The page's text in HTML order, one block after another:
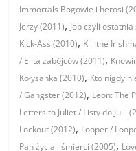
Immortals Bogowie i herosi
Jerzy (2011), Job czyli
Kick-Ass (2010), Kill the
/ Elita zabójców (2011),
Kołysanka (2010), Kto nigdy
/ Gangster (2012), Leon: The
Letters to Juliet / Listy do Julii
Lockout (2012), Looper /
Pan życia i śmierci (2005),